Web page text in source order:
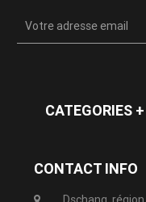
CATEGORIES +
CONTACT INFO